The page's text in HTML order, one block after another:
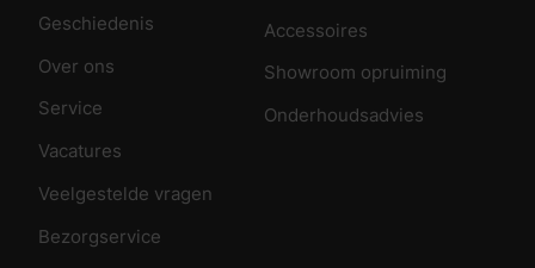
Geschiedenis
Over ons
Service
Vacatures
Veelgestelde vragen
Bezorgservice
Accessoires
Showroom opruiming
Onderhoudsadvies